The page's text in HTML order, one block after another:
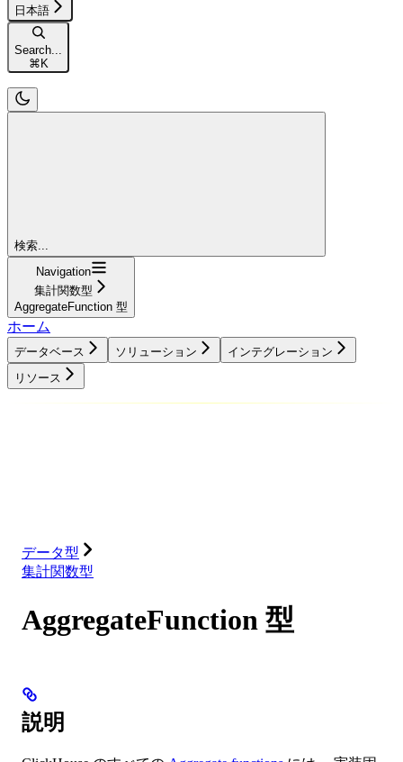
日本語
Search...
⌘K
検索...
Navigation
集計関数型
AggregateFunction 型
ホーム
データベース ソリューション
インテグレーション
リソース
データ型
集計関数型
AggregateFunction 型
説明